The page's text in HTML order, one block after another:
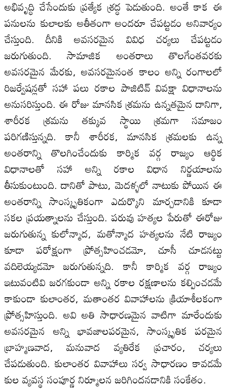
అభివృద్ధి చేసేందుకు ప్రత్యేక శ్రద్ధ పెడుతుంది. అంతే కాక ఈ
పనులను కులాలకు అతీతంగా అందరూ చేపట్టడం అనివార్యం
చేస్తుంది. దీనికి అవసరమైన వివిధ చర్యలు చేపట్టడం
జరుగుతుంది. సామాజిక అంతరాలు తొలగేంతవరకు
అవసరమైన మేరకు, అవసరమైనంత కాలం అన్ని రంగాలలో
రిజర్వేషన్లతో సహా పలు రకాల పాజిటివ్ వివక్షా విధానాలను
అనుసరిస్తుంది. ఈ రోజు మానసిక శ్రమను ఉన్నతమైన దానిగా,
శారీరక శ్రమను తక్కువ స్థాయి శ్రమగా సమాజం
పరిగణిస్తున్నది. కానీ శారీరక, మానసిక శ్రమలకు ఉన్న
అంతరాన్ని తొలగించేందుకు కార్మిక వర్గ రాజ్యం ఆర్థిక
విధానాలతో సహా అన్ని రకాల విధాన నిర్ణయాలను
తీసుకుంటుంది. దానితో పాటు, మెదళ్ళలో నాటుకు పోయిన ఈ
అంతరాన్ని సాంస్కృతికంగా ఎదుర్కొని మార్చడానికి కూడా
సకల ప్రయత్నాలను చేస్తుంది. పరువు హత్యల పేరుతో ఈరోజు
జరుగుతున్న కులోన్మాద, మతోన్మాద హత్యలను నేటి రాజ్యం
కూడా పరోక్షంగా ప్రోత్సహించడమో, చూసీ చూడనట్టు
వదిలెయ్యడమో జరుగుతున్నది. కానీ కార్మిక వర్గ రాజ్యం
ఇటువంటివి జరగకుండా అన్ని రకాల రక్షణాలను కల్పించడమే
కాకుండా కులాంతర, మతాంతర వివాహాలను క్రియాశీలకంగా
ప్రోత్సహిస్తుంది. అవి అతి సాధారణమైన వాటిగా మారేందుకు
అవసరమైన అన్ని భావజాలపరమైన, సాంస్కృతిక పరమైన
బ్రాహ్మణవాద, మనువాద వ్యతిరేక ప్రచారం, చర్యలు
చేపడుతుంది. కులాంతర వివాహాలు సర్వ సాధారణం కావడమే
కుల వ్యవస్థ సంపూర్ణ నిర్మూలన జరిగిందనడానికి సంకేతం.